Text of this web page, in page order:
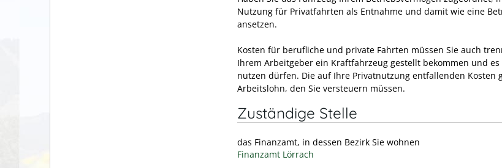
Nutzung für Privatfahrten als Entnahme und damit wie eine
ansetzen.
Kosten für berufliche und private Fahrten müssen Sie auch
Ihrem Arbeitgeber ein Kraftfahrzeug gestellt bekommen und
nutzen dürfen. Die auf Ihre Privatnutzung entfallenden Kosten
Arbeitslohn, den Sie versteuern müssen.
Zuständige Stelle
das Finanzamt, in dessen Bezirk Sie wohnen
Finanzamt Lörrach